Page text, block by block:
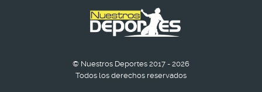
© Nuestros Deportes 2017 - 2026
Todos los derechos reservados